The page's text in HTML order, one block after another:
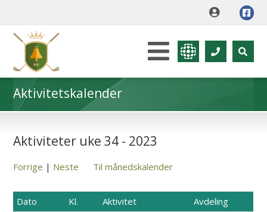
Aktivitetskalender
Aktiviteter uke 34 - 2023
Forrige | Neste Til månedskalender
Dato Kl. Aktivitet
Avdeling